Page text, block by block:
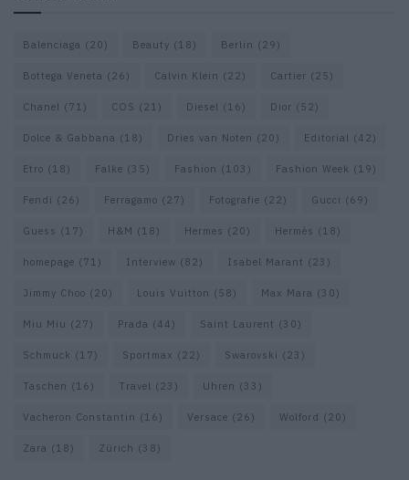
Balenciaga (20) Beauty (18) Berlin (29)
Bottega Veneta (26) Calvin Klein (22) Cartier (25)
Chanel (71) COS (21) Diesel (16) Dior (52)
Dolce & Gabbana (18) Dries van Noten (20) Editorial (42)
Etro (18) Falke (35) Fashion (103) Fashion Week (19)
Fendi (26) Ferragamo (27) Fotografie (22) Gucci (69)
Guess (17) H&M (18) Hermes (20) Hermès (18)
homepage (71) Interview (82) Isabel Marant (23)
Jimmy Choo (20) Louis Vuitton (58) Max Mara (30)
Miu Miu (27) Prada (44) Saint Laurent (30)
Schmuck (17) Sportmax (22) Swarovski (23)
Taschen (16) Travel (23) Uhren (33)
Vacheron Constantin (16) Versace (26) Wolford (20)
Zara (18) Zürich (38)